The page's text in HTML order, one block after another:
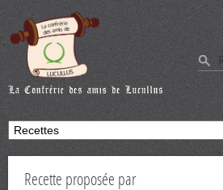
Recette proposée par